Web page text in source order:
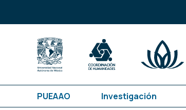
PUEAAO Investigación